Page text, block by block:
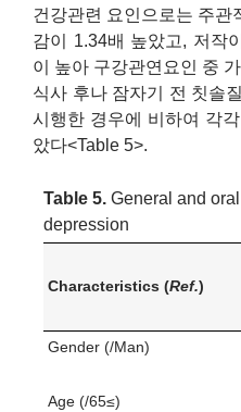
건강관련 요인으로는 주관
감이 1.34배 높았고, 저작
이 높아 구강관연요인 중
식사 후나 잠자기 전 칫솔
시행한 경우에 비하여 각
았다<Table 5>.
Table 5. General and
depression
Characteristics (Ref.)
Gender (/Man)
Age (/65≤)